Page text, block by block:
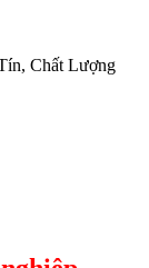
Chất Lượng